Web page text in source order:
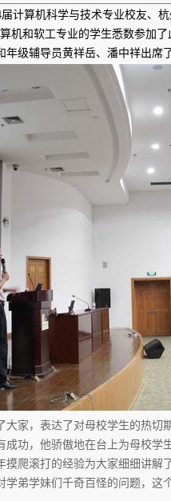
届计算机科学与技术专业校友
机和软工专业的学生悉数参加
级辅导员黄祥岳、潘中祥出席
大家，表达了对母校学生的热
功，他骄傲地在台上为母校学
摸爬滚打的经验为大家细细讲
学弟学妹们千奇百怪的问题，